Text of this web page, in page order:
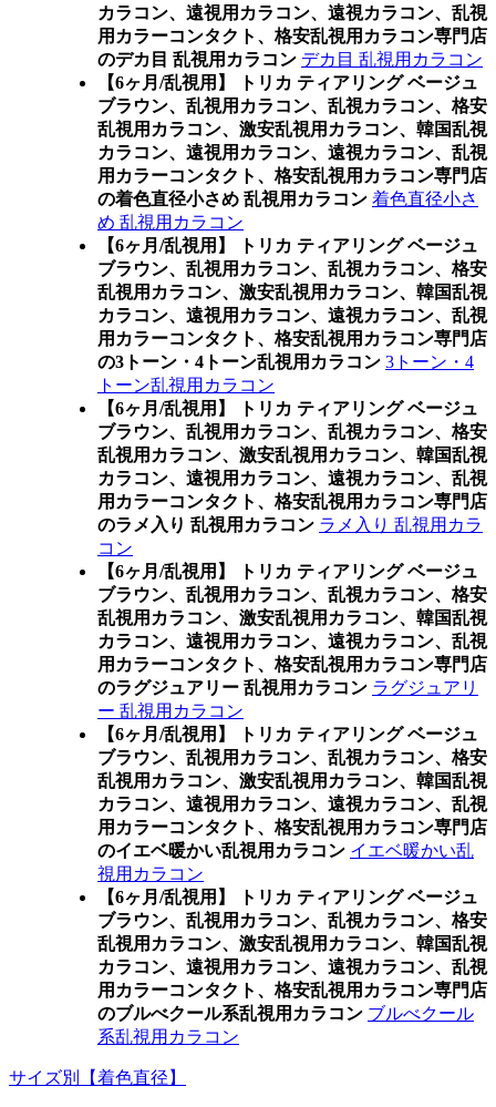
カラコン、遠視用カラコン、遠視カラコン、乱視
用カラーコンタクト、格安乱視用カラコン専門店
のデカ目 乱視用カラコン デカ目 乱視用カラコン
【6ヶ月/乱視用】 トリカ ティアリング ベージュ
ブラウン、乱視用カラコン、乱視カラコン、格安
乱視用カラコン、激安乱視用カラコン、韓国乱視
カラコン、遠視用カラコン、遠視カラコン、乱視
用カラーコンタクト、格安乱視用カラコン専門店
の着色直径小さめ 乱視用カラコン 着色直径小さ
め 乱視用カラコン
【6ヶ月/乱視用】 トリカ ティアリング ベージュ
ブラウン、乱視用カラコン、乱視カラコン、格安
乱視用カラコン、激安乱視用カラコン、韓国乱視
カラコン、遠視用カラコン、遠視カラコン、乱視
用カラーコンタクト、格安乱視用カラコン専門店
の3トーン・4トーン乱視用カラコン 3トーン・4
トーン乱視用カラコン
【6ヶ月/乱視用】 トリカ ティアリング ベージュ
ブラウン、乱視用カラコン、乱視カラコン、格安
乱視用カラコン、激安乱視用カラコン、韓国乱視
カラコン、遠視用カラコン、遠視カラコン、乱視
用カラーコンタクト、格安乱視用カラコン専門店
のラメ入り 乱視用カラコン ラメ入り 乱視用カラ
コン
【6ヶ月/乱視用】 トリカ ティアリング ベージュ
ブラウン、乱視用カラコン、乱視カラコン、格安
乱視用カラコン、激安乱視用カラコン、韓国乱視
カラコン、遠視用カラコン、遠視カラコン、乱視
用カラーコンタクト、格安乱視用カラコン専門店
のラグジュアリー 乱視用カラコン ラグジュアリ
ー 乱視用カラコン
【6ヶ月/乱視用】 トリカ ティアリング ベージュ
ブラウン、乱視用カラコン、乱視カラコン、格安
乱視用カラコン、激安乱視用カラコン、韓国乱視
カラコン、遠視用カラコン、遠視カラコン、乱視
用カラーコンタクト、格安乱視用カラコン専門店
のイエベ暖かい乱視用カラコン イエベ暖かい乱
視用カラコン
【6ヶ月/乱視用】 トリカ ティアリング ベージュ
ブラウン、乱視用カラコン、乱視カラコン、格安
乱視用カラコン、激安乱視用カラコン、韓国乱視
カラコン、遠視用カラコン、遠視カラコン、乱視
用カラーコンタクト、格安乱視用カラコン専門店
のブルべクール系乱視用カラコン ブルべクール
系乱視用カラコン
サイズ別【着色直径】